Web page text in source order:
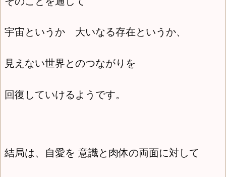
宇宙というか 大いなる存在というか、
見えない世界とのつながりを
回復していけるようです。
結局は、自愛を 意識と肉体の両面に対して